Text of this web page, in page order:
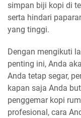
simpan biji kopi di
serta hindari
yang tinggi.
Dengan mengikuti
penting ini, Anda
Anda tetap segar,
kapan saja Anda
penggemar kopi
profesional, cara